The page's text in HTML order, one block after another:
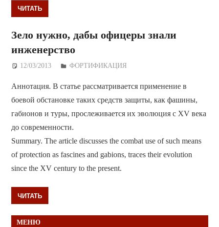
ЧИТАТЬ
Зело нужно, дабы офицеры знали
инженерство
12/03/2013 Дежурный по Редакции
ФОРТИФИКАЦИЯ
Аннотация. В статье рассматривается применение в
боевой обстановке таких средств защиты, как фашины,
габионов и туры, прослеживается их эволюция с XV века
до современности.
Summary. The article discusses the combat use of such means
of protection as fascines and gabions, traces their evolution
since the XV century to the present.
ЧИТАТЬ
МЕНЮ